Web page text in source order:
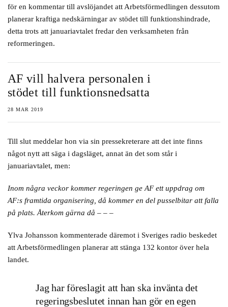
för en kommentar till avslöjandet att Arbetsförmedlingen dessutom
planerar kraftiga nedskärningar av stödet till funktionshindrade,
detta trots att januariavtalet fredar den verksamheten från
reformeringen.
AF vill halvera personalen i
stödet till funktionsnedsatta
28 MAR 2019
Till slut meddelar hon via sin pressekreterare att det inte finns
något nytt att säga i dagsläget, annat än det som står i
januariavtalet, men:
Inom några veckor kommer regeringen ge AF ett uppdrag om
AF:s framtida organisering, då kommer en del pusselbitar att falla
på plats. Återkom gärna då – – –
Ylva Johansson kommenterade däremot i Sveriges radio beskedet
att Arbetsförmedlingen planerar att stänga 132 kontor över hela
landet.
Jag har föreslagit att han ska invänta det
regeringsbeslutet innan han gör en egen